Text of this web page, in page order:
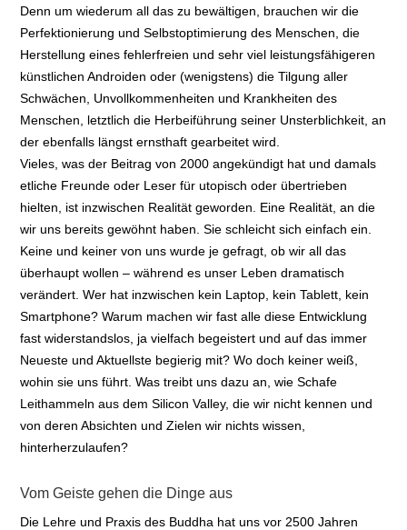
Denn um wiederum all das zu bewältigen, brauchen wir die
Perfektionierung und Selbstoptimierung des Menschen, die
Herstellung eines fehlerfreien und sehr viel leistungsfähigeren
künstlichen Androiden oder (wenigstens) die Tilgung aller
Schwächen, Unvollkommenheiten und Krankheiten des
Menschen, letztlich die Herbeiführung seiner Unsterblichkeit, an
der ebenfalls längst ernsthaft gearbeitet wird.
Vieles, was der Beitrag von 2000 angekündigt hat und damals
etliche Freunde oder Leser für utopisch oder übertrieben
hielten, ist inzwischen Realität geworden. Eine Realität, an die
wir uns bereits gewöhnt haben. Sie schleicht sich einfach ein.
Keine und keiner von uns wurde je gefragt, ob wir all das
überhaupt wollen – während es unser Leben dramatisch
verändert. Wer hat inzwischen kein Laptop, kein Tablett, kein
Smartphone? Warum machen wir fast alle diese Entwicklung
fast widerstandslos, ja vielfach begeistert und auf das immer
Neueste und Aktuellste begierig mit? Wo doch keiner weiß,
wohin sie uns führt. Was treibt uns dazu an, wie Schafe
Leithammeln aus dem Silicon Valley, die wir nicht kennen und
von deren Absichten und Zielen wir nichts wissen,
hinterherzulaufen?
Vom Geiste gehen die Dinge aus
Die Lehre und Praxis des Buddha hat uns vor 2500 Jahren